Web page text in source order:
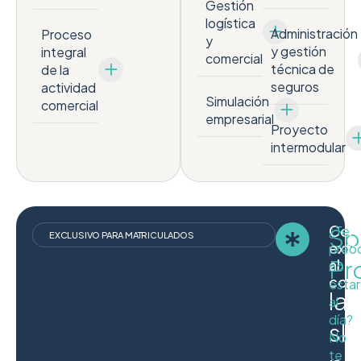
Proceso
integral
de la
actividad
comercial
Gestión
logística
y
comercial
Simulación
empresarial
Administración
y gestión
técnica de
seguros
Proyecto
intermodular
EXCLUSIVO PARA MATRICULADOS
las
al
¿Te
no
estar
al
día?
No
te